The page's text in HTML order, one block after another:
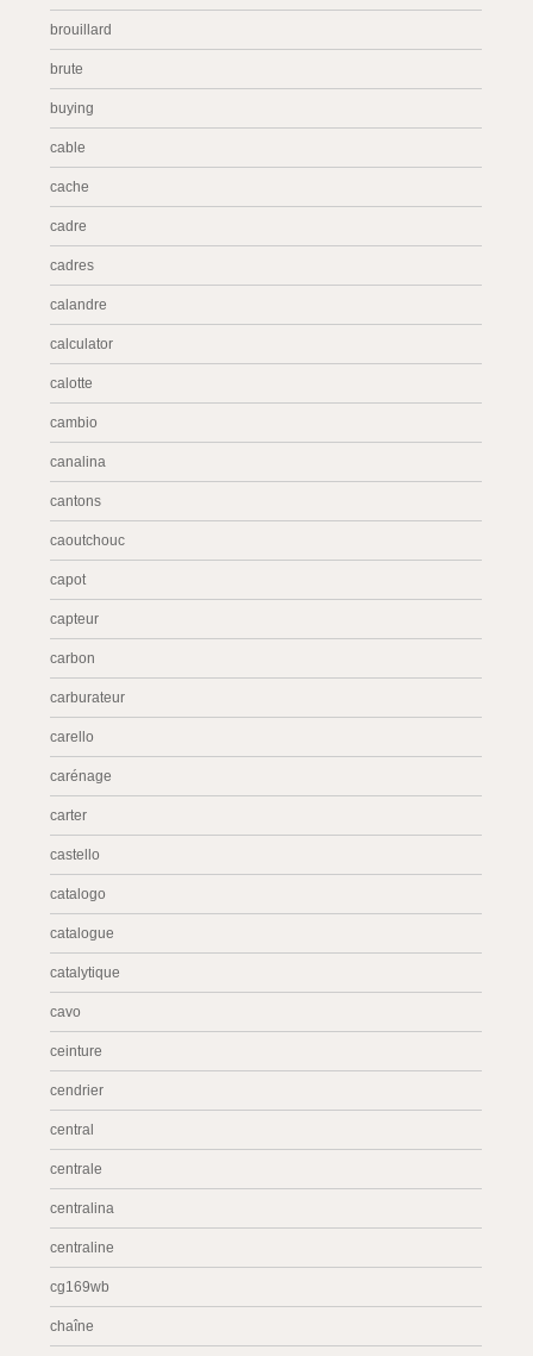
brouillard
brute
buying
cable
cache
cadre
cadres
calandre
calculator
calotte
cambio
canalina
cantons
caoutchouc
capot
capteur
carbon
carburateur
carello
carénage
carter
castello
catalogo
catalogue
catalytique
cavo
ceinture
cendrier
central
centrale
centralina
centraline
cg169wb
chaîne